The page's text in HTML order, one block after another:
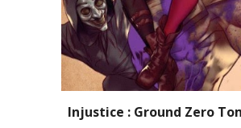
Injustice : Ground Zero